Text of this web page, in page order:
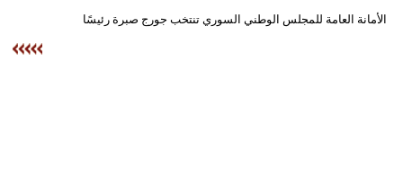
أخبار
الأمانة العامة للمجلس الوطني السوري تنتخب جورج صبرة رئيسًا